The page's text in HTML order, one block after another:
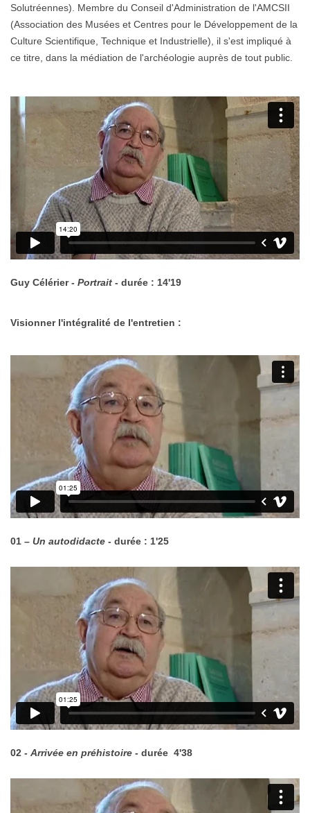
Solutréennes). Membre du Conseil d'Administration de l'AMCSII
(Association des Musées et Centres pour le Développement de la
Culture Scientifique, Technique et Industrielle), il s'est impliqué à
ce titre, dans la médiation de l'archéologie auprès de tout public.
Guy Célérier - Portrait - durée : 14'19
Visionner l'intégralité de l'entretien :
01 – Un autodidacte - durée : 1'25
02 - Arrivée en préhistoire - durée 4'38